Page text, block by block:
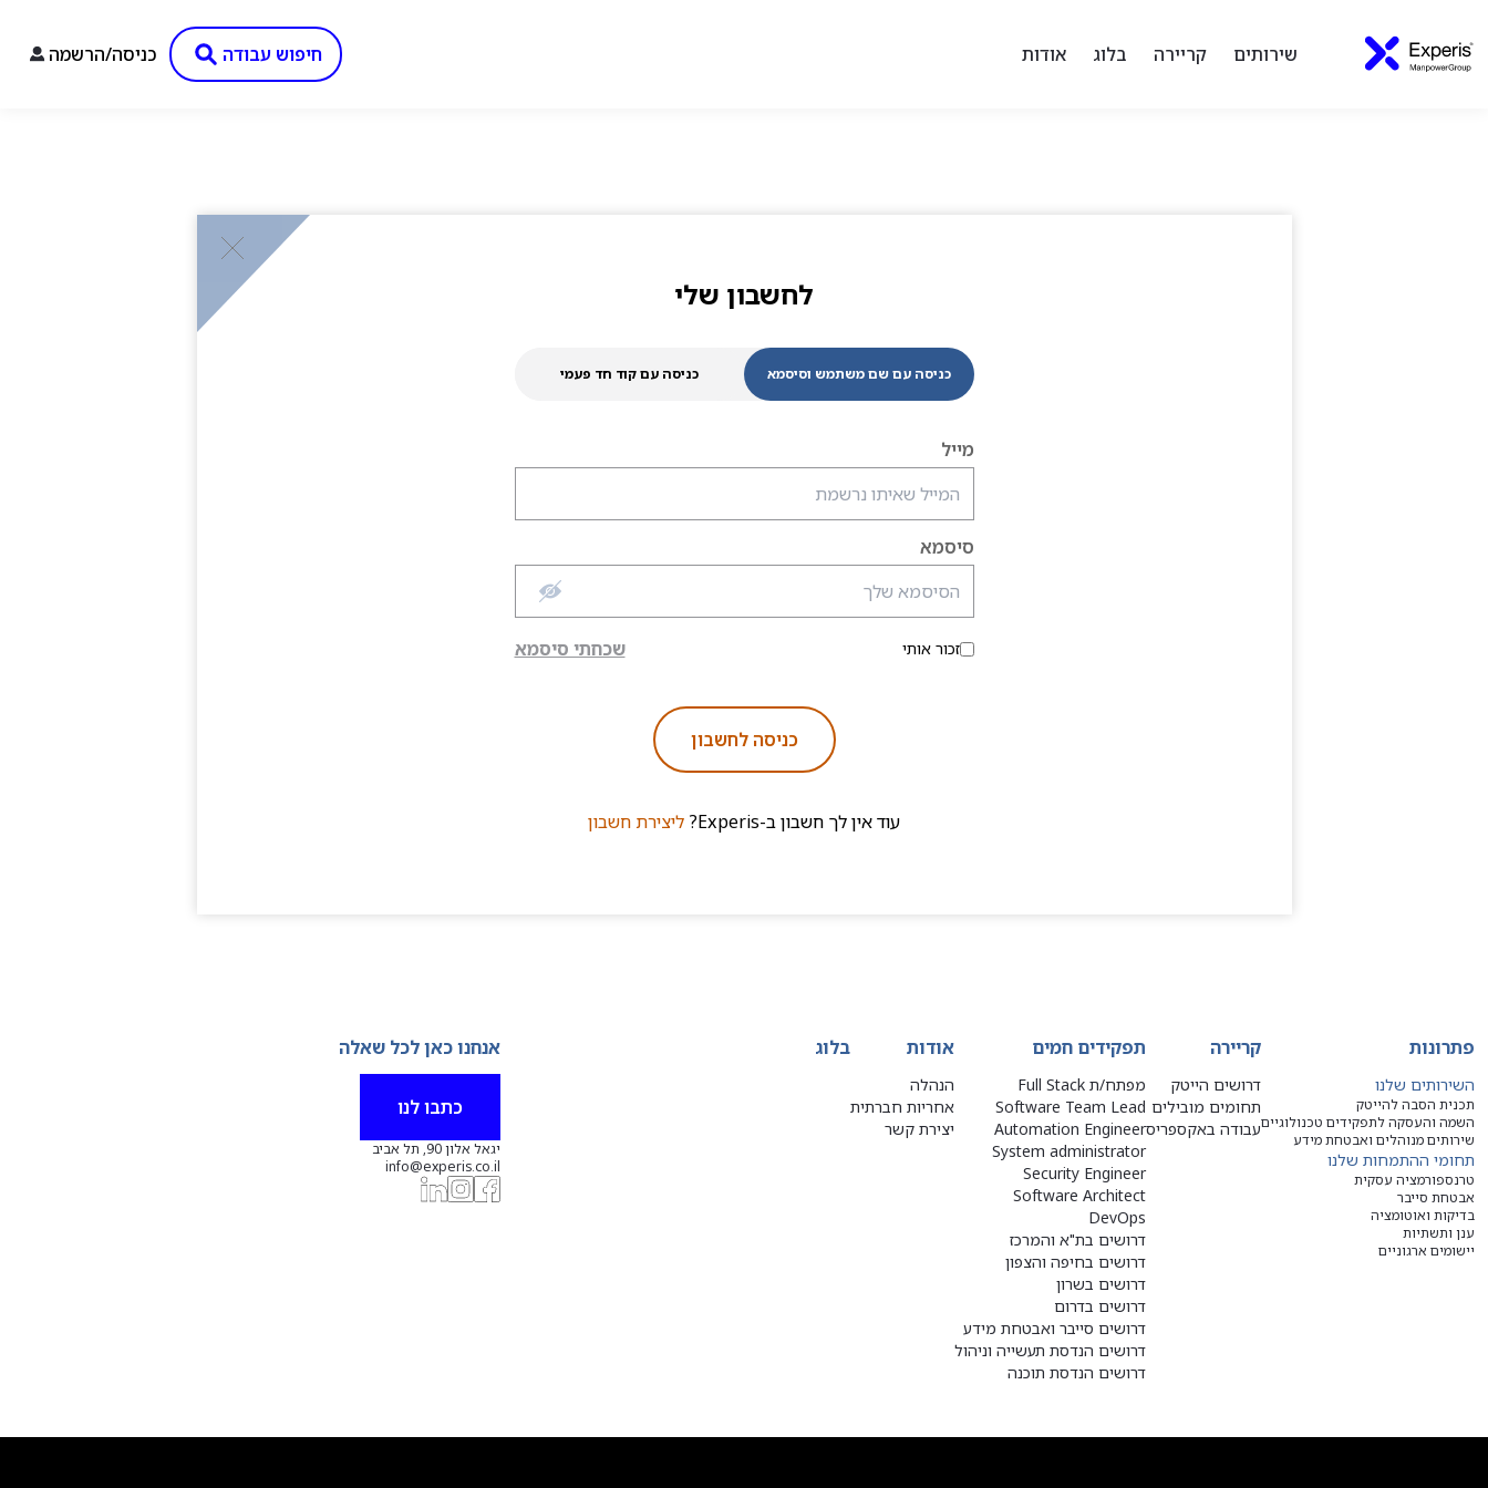
שירותים קריירה בלוג אודות חיפוש עבודה כניסה/הרשמה
לחשבון שלי
כניסה עם שם משתמש וסיסמא כניסה עם קוד חד פעמי
מייל
סיסמא
זכור אותי שכחתי סיסמא
כניסה לחשבון
עוד אין לך חשבון ב-Experis? ליצירת חשבון
פתרונות
השירותים שלנו
תכנית הסבה להייטק
השמה והעסקה לתפקידים טכנולוגיים
שירותים מנוהלים ואבטחת מידע
תחומי ההתמחות שלנו
טרנספורמציה עסקית
אבטחת סייבר
בדיקות ואוטומציה
ענן ותשתיות
יישומים ארגוניים
קריירה
דרושים הייטק
תחומים מובילים
עבודה באקספריס
תפקידים חמים
מפתח/ת Full Stack
Software Team Lead
Automation Engineer
System administrator
Security Engineer
Software Architect
DevOps
דרושים בת"א והמרכז
דרושים בחיפה והצפון
דרושים בשרון
דרושים בדרום
דרושים סייבר ואבטחת מידע
דרושים הנדסת תעשייה וניהול
דרושים הנדסת תוכנה
אודות
הנהלה
אחריות חברתית
יצירת קשר
בלוג אנחנו כאן לכל שאלה
כתבו לנו
יגאל אלון 90, תל אביב
info@experis.co.il